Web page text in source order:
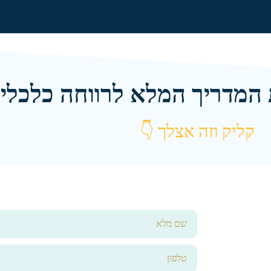
המדריך המלא לרווחה
קליק וזה אצלך 👇